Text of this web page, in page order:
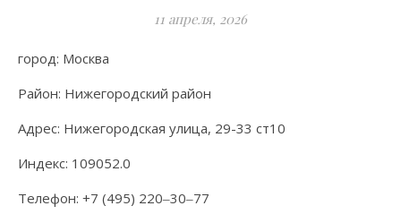
11 апреля, 2026
город: Москва
Район: Нижегородский район
Адрес: Нижегородская улица, 29-33 ст10
Индекс: 109052.0
Телефон: +7 (495) 220‒30‒77